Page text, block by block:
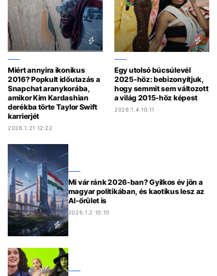
Miért annyira ikonikus
2016? Popkult időutazás a
Snapchat aranykorába,
amikor Kim Kardashian
derékba törte Taylor Swift
karrierjét
2026.1.21 12:22
Egy utolsó búcsúlevél
2025-höz: bebizonyítjuk,
hogy semmit sem változott
a világ 2015-höz képest
2026.1.4 10:11
Mi vár ránk 2026-ban? Gyilkos év jön a
magyar politikában, és kaotikus lesz az
AI-őrület is
2026.1.2 10:10